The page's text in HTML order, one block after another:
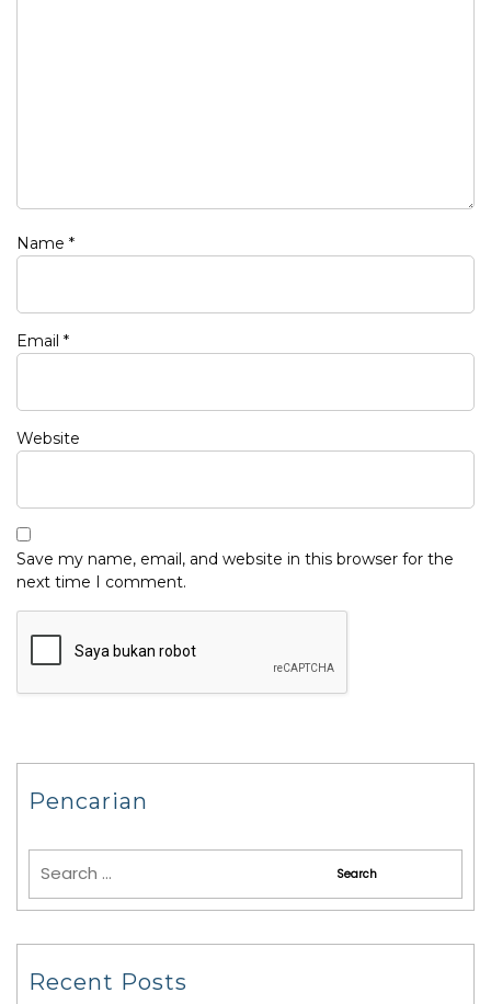
Name *
Email *
Website
Save my name, email, and website in this browser for the
next time I comment.
Pencarian
Recent Posts